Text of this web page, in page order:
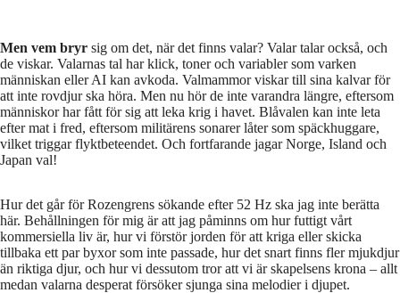
Men vem bryr sig om det, när det finns valar? Valar talar också, och
de viskar. Valarnas tal har klick, toner och variabler som varken
människan eller AI kan avkoda. Valmammor viskar till sina kalvar för
att inte rovdjur ska höra. Men nu hör de inte varandra längre, eftersom
människor har fått för sig att leka krig i havet. Blåvalen kan inte leta
efter mat i fred, eftersom militärens sonarer låter som späckhuggare,
vilket triggar flyktbeteendet. Och fortfarande jagar Norge, Island och
Japan val!
Hur det går för Rozengrens sökande efter 52 Hz ska jag inte berätta
här. Behållningen för mig är att jag påminns om hur futtigt vårt
kommersiella liv är, hur vi förstör jorden för att kriga eller skicka
tillbaka ett par byxor som inte passade, hur det snart finns fler mjukdjur
än riktiga djur, och hur vi dessutom tror att vi är skapelsens krona – allt
medan valarna desperat försöker sjunga sina melodier i djupet.